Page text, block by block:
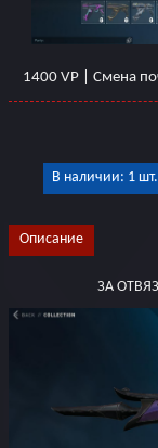
1400 VP | Смена
В наличии: 1 шт.
Описание
ЗА